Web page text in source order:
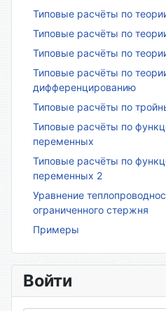
Типовые расчёты по
Типовые расчёты по
Типовые расчёты по
Типовые расчёты по
дифференцированию
Типовые расчёты по
Типовые расчёты по
переменных
Типовые расчёты по
переменных 2
Уравнение
ограниченного стержня
Примеры
Войти